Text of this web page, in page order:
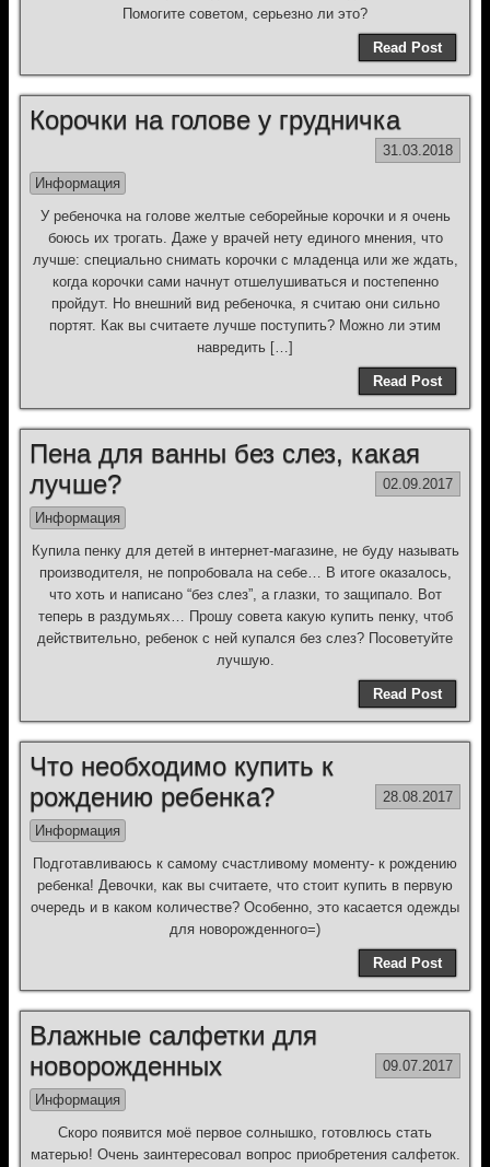
Помогите советом, серьезно ли это?
Read Post
Корочки на голове у грудничка
31.03.2018
Информация
У ребеночка на голове желтые себорейные корочки и я очень
боюсь их трогать. Даже у врачей нету единого мнения, что
лучше: специально снимать корочки с младенца или же ждать,
когда корочки сами начнут отшелушиваться и постепенно
пройдут. Но внешний вид ребеночка, я считаю они сильно
портят. Как вы считаете лучше поступить? Можно ли этим
навредить […]
Read Post
Пена для ванны без слез, какая
лучше?
02.09.2017
Информация
Купила пенку для детей в интернет-магазине, не буду называть
производителя, не попробовала на себе… В итоге оказалось,
что хоть и написано “без слез”, а глазки, то защипало. Вот
теперь в раздумьях… Прошу совета какую купить пенку, чтоб
действительно, ребенок с ней купался без слез? Посоветуйте
лучшую.
Read Post
Что необходимо купить к
рождению ребенка?
28.08.2017
Информация
Подготавливаюсь к самому счастливому моменту- к рождению
ребенка! Девочки, как вы считаете, что стоит купить в первую
очередь и в каком количестве? Особенно, это касается одежды
для новорожденного=)
Read Post
Влажные салфетки для
новорожденных
09.07.2017
Информация
Скоро появится моё первое солнышко, готовлюсь стать
матерью! Очень заинтересовал вопрос приобретения салфеток.